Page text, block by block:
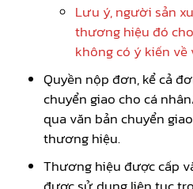
Lưu ý, người sản
thương hiệu đó
không có ý kiến về
Quyền nộp đơn, kể cả
chuyển giao cho cá
qua văn bản chuyển
thương hiệu.
Thương hiệu được cấp